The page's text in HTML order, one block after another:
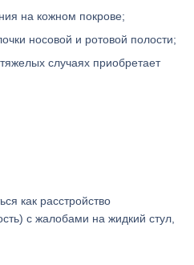
на кожном покрове;
носовой и ротовой полости;
случаях приобретает
как расстройство
с жалобами на жидкий стул,